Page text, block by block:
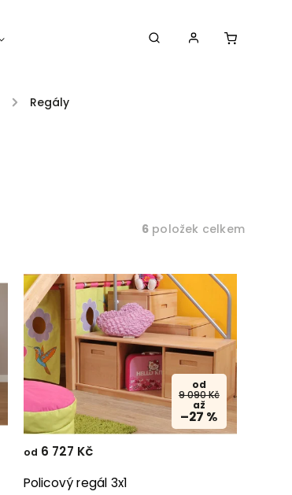
/ Regály
6 položek celkem
od
9 090 Kč
až
–27 %
Policový regál 3x1
od 6 727 Kč